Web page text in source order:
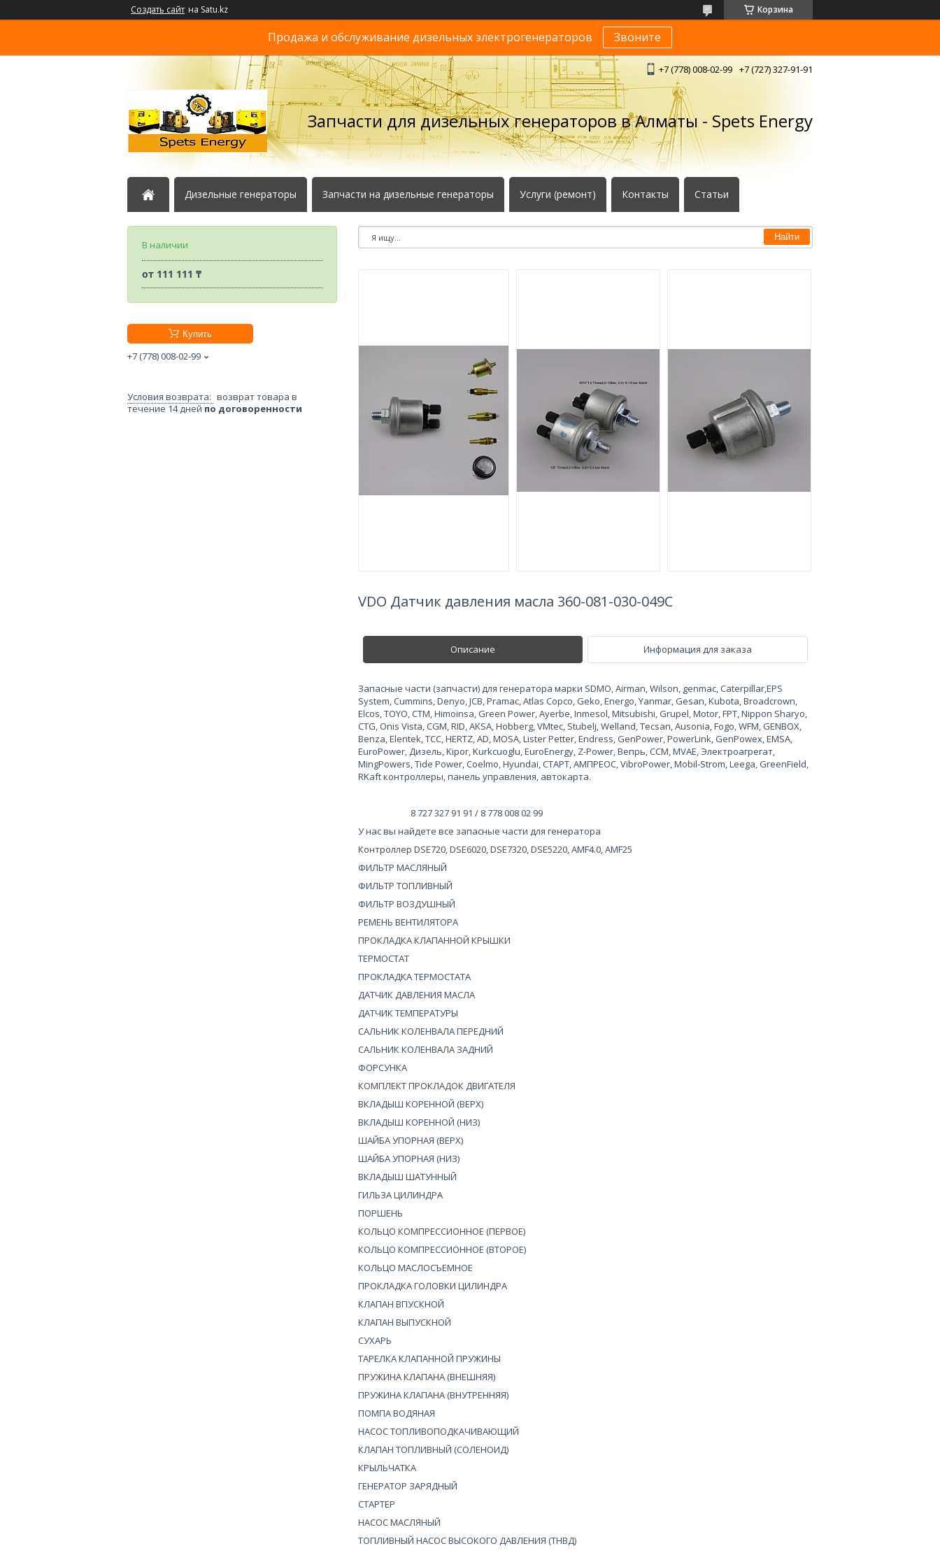
Создать сайт на Satu.kz Корзина
Продажа и обслуживание дизельных электрогенераторов Звоните
+7 (778) 008-02-99 +7 (727) 327-91-91
Запчасти для дизельных генераторов в Алматы - Spets Energy
Дизельные генераторы Запчасти на дизельные генераторы Услуги (ремонт) Контакты Статьи
Найти
VDO Датчик давления масла 360-081-030-049C
Описание Информация для заказа
Запасные части (запчасти) для генератора марки SDMO, Airman, Wilson, genmac, Caterpillar,EPS
System, Cummins, Denyo, JCB, Pramac, Atlas Copco, Geko, Energo, Yanmar, Gesan, Kubota, Broadcrown,
Elcos, TOYO, CTM, Himoinsa, Green Power, Ayerbe, Inmesol, Mitsubishi, Grupel, Motor, FPT, Nippon Sharyo,
CTG, Onis Vista, CGM, RID, AKSA, Hobberg, VMtec, Stubelj, Welland, Tecsan, Ausonia, Fogo, WFM, GENBOX,
Benza, Elentek, TCC, HERTZ, AD, MOSA, Lister Petter, Endress, GenPower, PowerLink, GenPowex, EMSA,
EuroPower, Дизель, Kipor, Kurkcuoglu, EuroEnergy, Z-Power, Вепрь, CCM, MVAE, Электроагрегат,
MingPowers, Tide Power, Coelmo, Hyundai, СТАРТ, АМПРЕОС, VibroPower, Mobil-Strom, Leega, GreenField,
RKaft контроллеры, панель управления, автокарта.
8 727 327 91 91 / 8 778 008 02 99
У нас вы найдете все запасные части для генератора
Контроллер DSE720, DSE6020, DSE7320, DSE5220, AMF4.0, AMF25
ФИЛЬТР МАСЛЯНЫЙ
ФИЛЬТР ТОПЛИВНЫЙ
ФИЛЬТР ВОЗДУШНЫЙ
РЕМЕНЬ ВЕНТИЛЯТОРА
ПРОКЛАДКА КЛАПАННОЙ КРЫШКИ
ТЕРМОСТАТ
ПРОКЛАДКА ТЕРМОСТАТА
ДАТЧИК ДАВЛЕНИЯ МАСЛА
ДАТЧИК ТЕМПЕРАТУРЫ
САЛЬНИК КОЛЕНВАЛА ПЕРЕДНИЙ
САЛЬНИК КОЛЕНВАЛА ЗАДНИЙ
ФОРСУНКА
КОМПЛЕКТ ПРОКЛАДОК ДВИГАТЕЛЯ
ВКЛАДЫШ КОРЕННОЙ (ВЕРХ)
ВКЛАДЫШ КОРЕННОЙ (НИЗ)
ШАЙБА УПОРНАЯ (ВЕРХ)
ШАЙБА УПОРНАЯ (НИЗ)
ВКЛАДЫШ ШАТУННЫЙ
ГИЛЬЗА ЦИЛИНДРА
ПОРШЕНЬ
КОЛЬЦО КОМПРЕССИОННОЕ (ПЕРВОЕ)
КОЛЬЦО КОМПРЕССИОННОЕ (ВТОРОЕ)
КОЛЬЦО МАСЛОСЪЕМНОЕ
ПРОКЛАДКА ГОЛОВКИ ЦИЛИНДРА
КЛАПАН ВПУСКНОЙ
КЛАПАН ВЫПУСКНОЙ
СУХАРЬ
ТАРЕЛКА КЛАПАННОЙ ПРУЖИНЫ
ПРУЖИНА КЛАПАНА (ВНЕШНЯЯ)
ПРУЖИНА КЛАПАНА (ВНУТРЕННЯЯ)
ПОМПА ВОДЯНАЯ
НАСОС ТОПЛИВОПОДКАЧИВАЮЩИЙ
КЛАПАН ТОПЛИВНЫЙ (СОЛЕНОИД)
КРЫЛЬЧАТКА
ГЕНЕРАТОР ЗАРЯДНЫЙ
СТАРТЕР
НАСОС МАСЛЯНЫЙ
ТОПЛИВНЫЙ НАСОС ВЫСОКОГО ДАВЛЕНИЯ (ТНВД)
В наличии
от 111 111 ₸
Купить
+7 (778) 008-02-99
возврат товара в
течение 14 дней по договоренности